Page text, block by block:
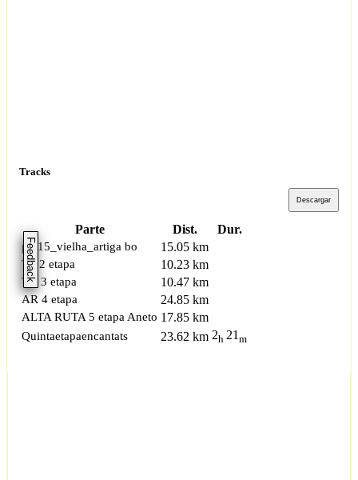
Feedback
Tracks
Descargar
Parte Dist. Dur.
pr115_vielha_artiga bo 15.05 km
TA 2 etapa 10.23 km
TV 3 etapa 10.47 km
AR 4 etapa 24.85 km
ALTA RUTA 5 etapa Aneto 17.85 km
Quintaetapaencantats 23.62 km 2h 21 m